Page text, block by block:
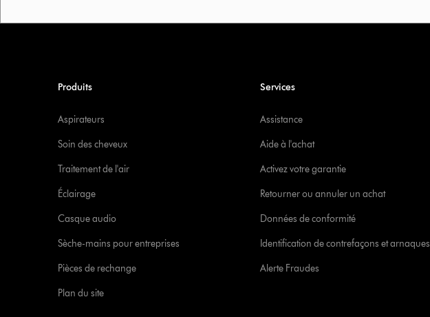
Produits
Aspirateurs
Soin des cheveux
Traitement de l'air
Éclairage
Casque audio
Sèche-mains pour entreprises
Pièces de rechange
Plan du site
Services
Assistance
Aide à l'achat
Activez votre garantie
Retourner ou annuler un achat
Données de conformité
Identification de contrefaçons et arnaques
Alerte Fraudes